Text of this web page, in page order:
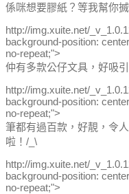
係咪想要膠紙？等我幫你搣
http://img.xuite.net/
background-position:
no-repeat;">
仲有多款公仔文具，好吸引
http://img.xuite.net/
background-position:
no-repeat;">
筆都有過百款，好靚，令
啦！/_\
http://img.xuite.net/
background-position:
no-repeat;">